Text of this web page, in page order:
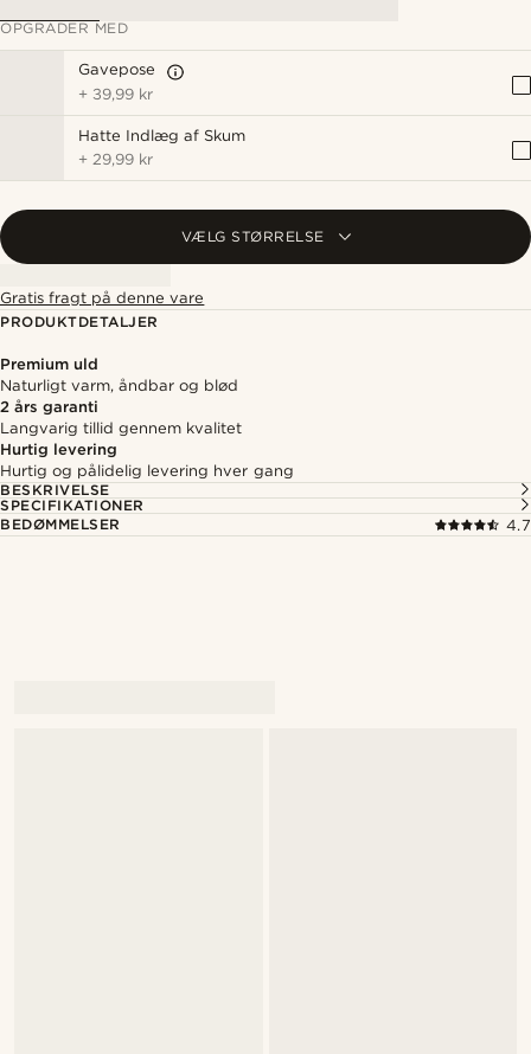
OPGRADER MED
Gavepose
+ 39,99 kr
Hatte Indlæg af Skum
+ 29,99 kr
VÆLG STØRRELSE
Gratis fragt på denne vare
PRODUKTDETALJER
Premium uld
Naturligt varm, åndbar og blød
2 års garanti
Langvarig tillid gennem kvalitet
Hurtig levering
Hurtig og pålidelig levering hver gang
BESKRIVELSE
SPECIFIKATIONER
BEDØMMELSER
4.7